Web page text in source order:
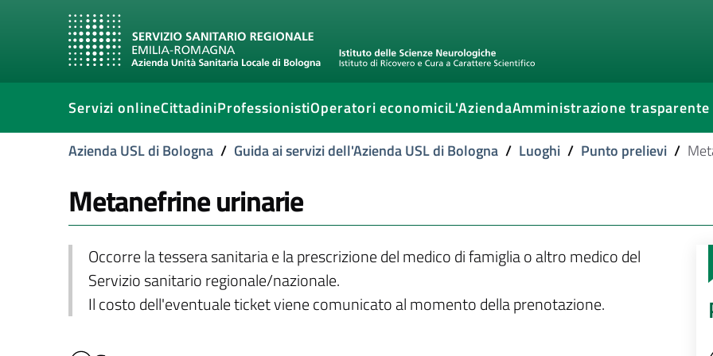
Servizi onlineCittadiniProfessionistiOperatori economiciL'AziendaAmministrazione trasparente
Azienda USL di Bologna / Guida ai servizi dell'Azienda USL di Bologna / Luoghi / Punto prelievi /
Metanefrine urinarie
Occorre la tessera sanitaria e la prescrizione del medico di famiglia o altro medico del
Servizio sanitario regionale/nazionale.
Il costo dell'eventuale ticket viene comunicato al momento della prenotazione.